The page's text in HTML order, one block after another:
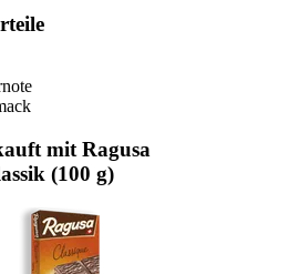
mit Ragusa
(100 g)